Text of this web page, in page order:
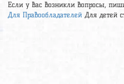
Если у вас возникли вопросы,
Для Правообладателей Для детей